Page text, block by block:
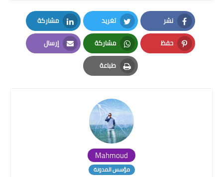
نشر
Facebook
تغريد
Twitter
مشاركة
LinkedIn
حفظ
Pinterest
مشاركة
Whatsapp
إرسال
Email
طباعة
Print
Mahmoud
مؤسس المدونة